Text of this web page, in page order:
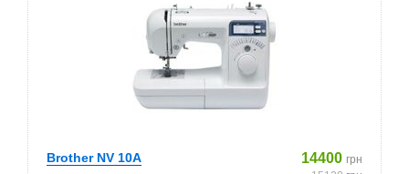
Brother NV 10A 14400 грн